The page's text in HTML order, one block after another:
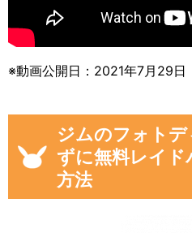
※動画公開日：2021年7月29日
ジムのフォト
ずに無料レイド
方法